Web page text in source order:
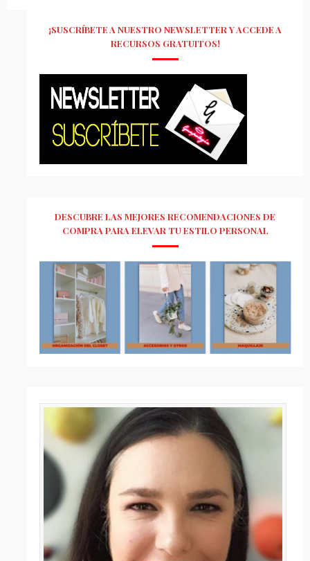
¡SUSCRÍBETE A NUESTRO NEWSLETTER Y ACCEDE A
RECURSOS GRATUITOS!
DESCUBRE LAS MEJORES RECOMENDACIONES DE
COMPRA PARA ELEVAR TU ESTILO PERSONAL